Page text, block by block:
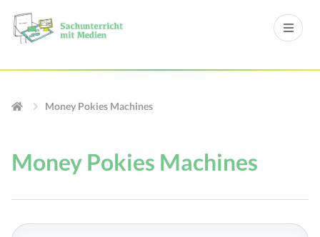
Money Pokies Machines
Money Pokies Machines